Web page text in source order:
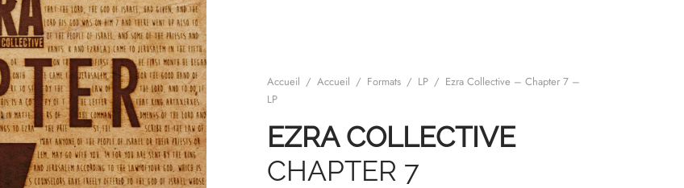
Accueil / Accueil / Formats / LP / Ezra Collective – Chapter 7 –
LP
EZRA COLLECTIVE
CHAPTER 7